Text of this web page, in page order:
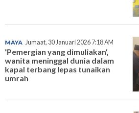
MAYA Jumaat, 30 Januari 2026 7:18 AM
'Pemergian yang dimuliakan',
wanita meninggal dunia dalam
kapal terbang lepas tunaikan
umrah